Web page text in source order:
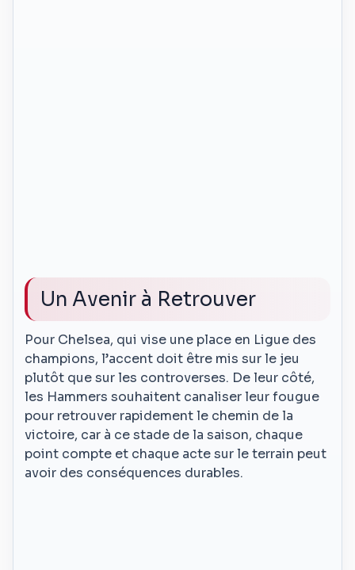
Un Avenir à Retrouver
Pour Chelsea, qui vise une place en Ligue des
champions, l’accent doit être mis sur le jeu
plutôt que sur les controverses. De leur côté,
les Hammers souhaitent canaliser leur fougue
pour retrouver rapidement le chemin de la
victoire, car à ce stade de la saison, chaque
point compte et chaque acte sur le terrain peut
avoir des conséquences durables.